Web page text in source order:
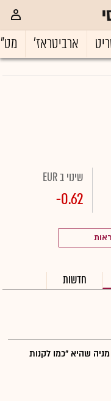
ארביטראז'
שינוי ב EUR
-0.62
חדשות
שהיא "כמו לקנות